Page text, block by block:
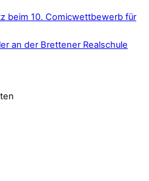
beim 10. Comicwettbewerb für
an der Brettener Realschule